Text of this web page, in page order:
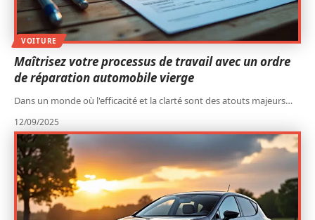
VOITURE
Maîtrisez votre processus de travail avec un ordre
de réparation automobile vierge
Dans un monde où l'efficacité et la clarté sont des atouts majeurs…
12/09/2025